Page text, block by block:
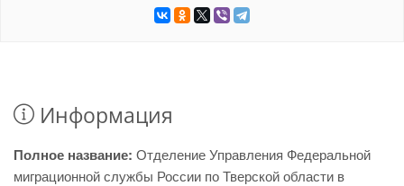
Информация
Полное название: Отделение Управления Федеральной
миграционной службы России по Тверской области в